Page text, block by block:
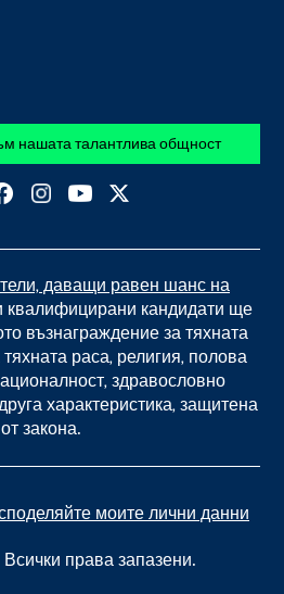
нашата талантлива общност
даващи равен шанс на
квалифицирани кандидати ще
възнаграждение за тяхната
раса, религия, полова
здравословно
характеристика, защитена
от закона.
моите лични данни
права запазени.